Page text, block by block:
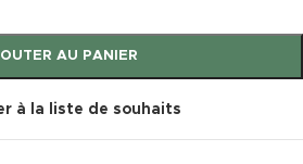
AU PANIER
à la liste de souhaits